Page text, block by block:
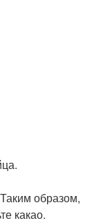
образом,
какао.